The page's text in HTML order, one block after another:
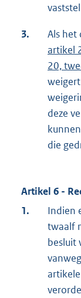
3.
Als het
artikel
20,
deze
die
Artikel 6 -
1.
Indien
twaalf
besluit